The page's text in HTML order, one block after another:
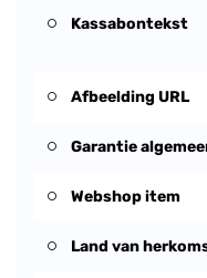
Kassabontekst
Afbeelding URL
Garantie
Webshop item
Land van